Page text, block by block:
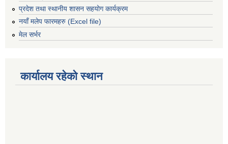
प्रदेश तथा स्थानीय शासन सहयोग कार्यक्रम
नयाँ मलेप फारमहरु (Excel file)
मेल सर्भर
कार्यालय रहेको स्थान